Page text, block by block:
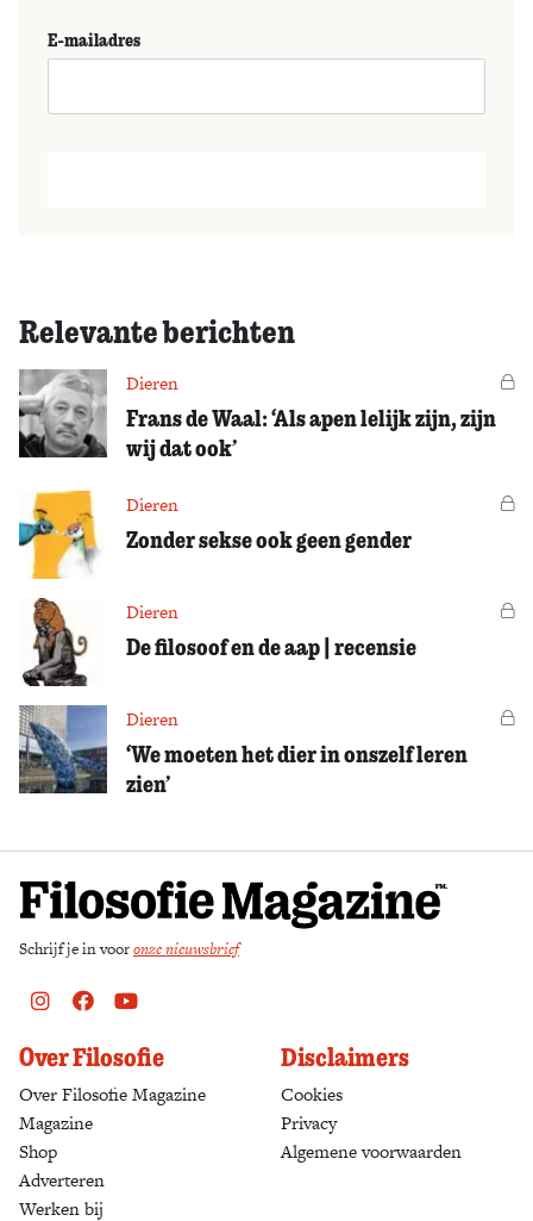
E-mailadres
Relevante berichten
Dieren
Frans de Waal: ‘Als apen lelijk zijn, zijn
wij dat ook’
Dieren
Zonder sekse ook geen gender
Dieren
De filosoof en de aap | recensie
Dieren
‘We moeten het dier in onszelf leren
zien’
Schrijf je in vooronze nieuwsbrief
Instagram
FacebookYoutube
Over Filosofie
Over Filosofie Magazine
Magazine
Shop
Adverteren
Werken bij
Disclaimers
Cookies
Privacy
Algemene voorwaarden